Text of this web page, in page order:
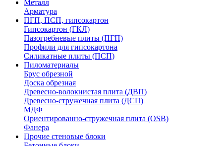
Металл
Арматура
ПГП, ПСП, гипсокартон
Гипсокартон (ГКЛ)
Пазогребневые плиты (ПГП)
Профили для гипсокартона
Силикатные плиты (ПСП)
Пиломатериалы
Брус обрезной
Доска обрезная
Древесно-волокнистая плита (ДВП)
Древесно-стружечная плита (ДСП)
МДФ
Ориентированно-стружечная плита (OSB)
Фанера
Прочие стеновые блоки